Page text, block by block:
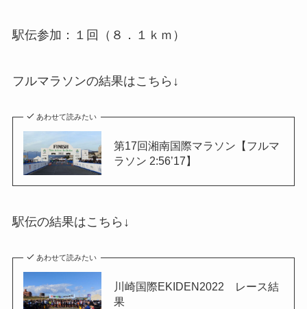
駅伝参加：１回（８．１ｋｍ）
フルマラソンの結果はこちら↓
あわせて読みたい
第17回湘南国際マラソン【フルマ
ラソン 2:56’17】
駅伝の結果はこちら↓
あわせて読みたい
川崎国際EKIDEN2022 レース結
果